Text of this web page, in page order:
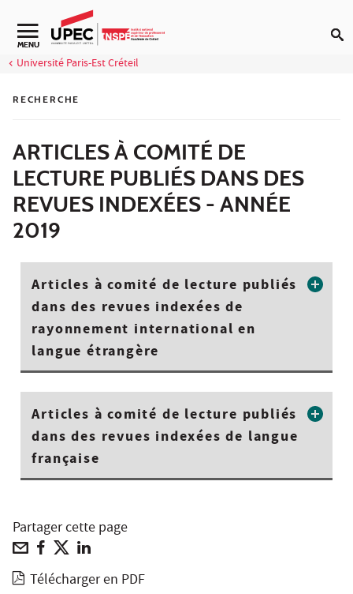
Aller au contenu
Navigation secondaire
MENU
Université Paris-Est Créteil
RECHERCHE
ARTICLES À COMITÉ DE
LECTURE PUBLIÉS DANS DES
REVUES INDEXÉES - ANNÉE
2019
Articles à comité de lecture publiés
dans des revues indexées de
rayonnement international en
langue étrangère
Articles à comité de lecture publiés
dans des revues indexées de langue
française
Partager cette page
Télécharger en PDF